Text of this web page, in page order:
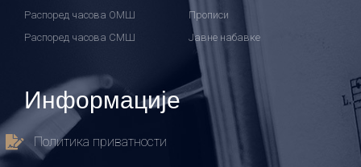
Распоред часова ОМШ
Распоред часова СМШ
Прописи
Јавне набавке
Информације
Политика приватности